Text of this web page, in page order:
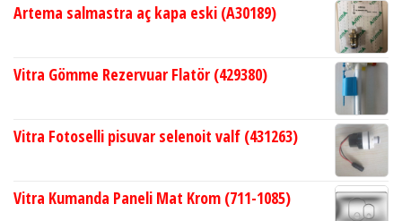
Artema salmastra aç kapa eski (A30189)
Vitra Gömme Rezervuar Flatör (429380)
Vitra Fotoselli pisuvar selenoit valf (431263)
Vitra Kumanda Paneli Mat Krom (711-1085)